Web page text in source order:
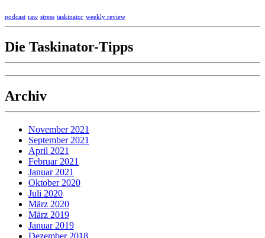
podcast raw stress taskinator weekly review
Die Taskinator-Tipps
Archiv
November 2021
September 2021
April 2021
Februar 2021
Januar 2021
Oktober 2020
Juli 2020
März 2020
März 2019
Januar 2019
Dezember 2018